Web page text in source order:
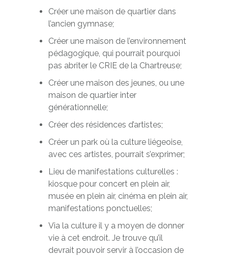
Créer une maison de quartier dans
l’ancien gymnase;
Créer une maison de l’environnement
pédagogique, qui pourrait pourquoi
pas abriter le CRIE de la Chartreuse;
Créer une maison des jeunes, ou une
maison de quartier inter
générationnelle;
Créer des résidences d’artistes;
Créer un park où la culture liégeoise,
avec ces artistes, pourrait s’exprimer;
Lieu de manifestations culturelles :
kiosque pour concert en plein air,
musée en plein air, cinéma en plein air,
manifestations ponctuelles;
Via la culture il y a moyen de donner
vie à cet endroit. Je trouve qu’il
devrait pouvoir servir à l’occasion de